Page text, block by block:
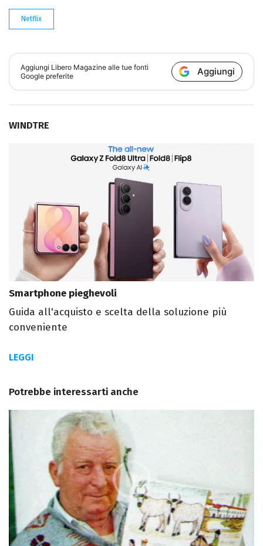
Netflix
Aggiungi Libero Magazine alle tue fonti
Google preferite
Aggiungi
WINDTRE
Smartphone pieghevoli
Guida all'acquisto e scelta della soluzione più
conveniente
LEGGI
Potrebbe interessarti anche